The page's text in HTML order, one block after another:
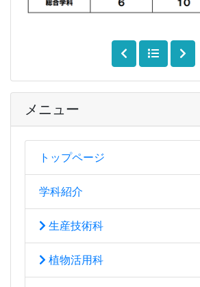
メニュー
トップページ
学科紹介
生産技術科
植物活用科